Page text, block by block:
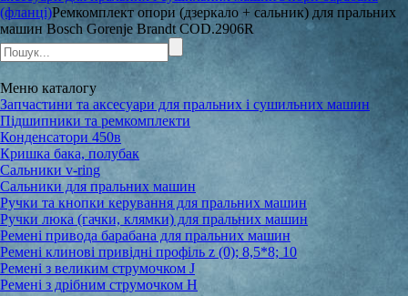
(фланці)Ремкомплект опори (дзеркало + сальник) для пральних
машин Bosch Gorenje Brandt COD.2906R
Меню каталогу
Запчастини та аксесуари для пральних і сушильних машин
Підшипники та ремкомплекти
Конденсатори 450в
Кришка бака, полубак
Сальники v-ring
Сальники для пральних машин
Ручки та кнопки керування для пральних машин
Ручки люка (гачки, клямки) для пральних машин
Ремені привода барабана для пральних машин
Ремені клинові привідні профіль z (0); 8,5*8; 10
Ремені з великим струмочком J
Ремені з дрібним струмочком Н